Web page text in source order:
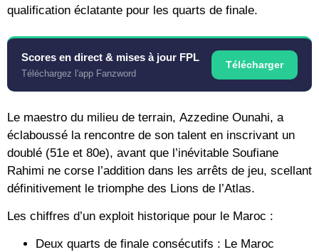
qualification éclatante pour les quarts de finale.
Scores en direct & mises à jour FPL
Téléchargez l'app Fanzword
Télécharger
Le maestro du milieu de terrain, Azzedine Ounahi, a
éclaboussé la rencontre de son talent en inscrivant un
doublé (51e et 80e), avant que l’inévitable Soufiane
Rahimi ne corse l’addition dans les arrêts de jeu, scellant
définitivement le triomphe des Lions de l’Atlas.
Les chiffres d’un exploit historique pour le Maroc :
Deux quarts de finale consécutifs : Le Maroc